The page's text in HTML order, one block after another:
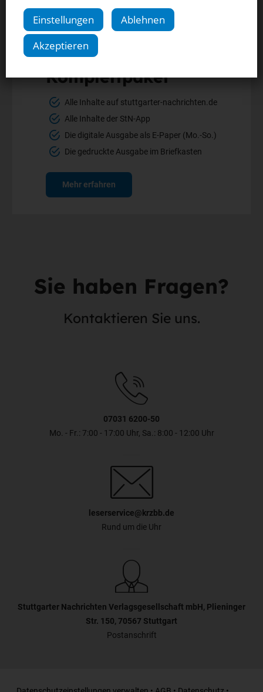
Komplettpaket
Alle Inhalte auf stuttgarter-nachrichten.de
Alle Inhalte der StN-App
Die digitale Ausgabe als E-Paper (Mo.-So.)
Die gedruckte Ausgabe im Briefkasten
Mehr erfahren
Sie haben Fragen?
Kontaktieren Sie uns.
07031 6200-50
Mo. - Fr.: 7:00 - 17:00 Uhr, Sa.: 8:00 - 12:00 Uhr
leserservice@krzbb.de
Rund um die Uhr
Stuttgarter Nachrichten Verlagsgesellschaft mbH, Plieninger
Str. 150, 70567 Stuttgart
Postanschrift
Einstellungen
Ablehnen
Akzeptieren